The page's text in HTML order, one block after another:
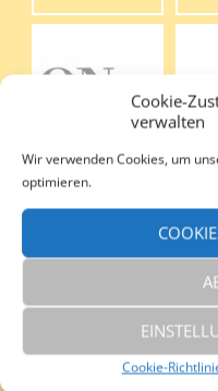
Cookie-
verwalten
Wir verwenden Cookies, um
optimieren.
Cookie-
ONline